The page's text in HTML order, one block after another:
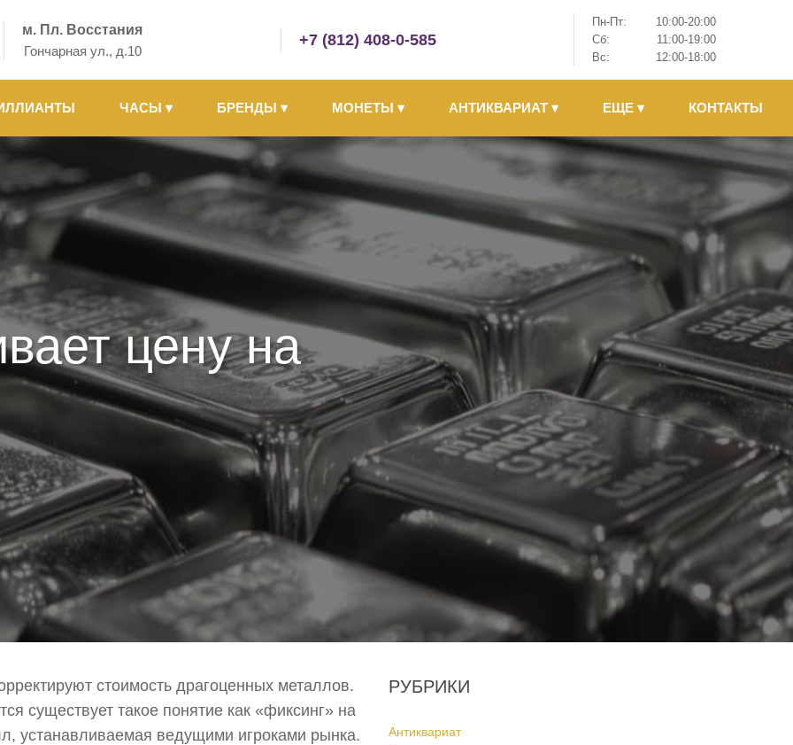
м. Пл. Восстания
Гончарная ул., д.10
+7 (812) 408-0-585
Пн-Пт:
10:00-20:00
Сб:
11:00-19:00
Вс:
12:00-18:00
ЧАСЫ ▾ БРЕНДЫ ▾ МОНЕТЫ ▾ АНТИКВАРИАТ ▾ ЕЩЕ ▾ КОНТАКТЫ
цену на
стоимость драгоценных металлов.
существует такое понятие как «фиксинг» на
устанавливаемая ведущими игроками рынка.
РУБРИКИ
Антиквариат